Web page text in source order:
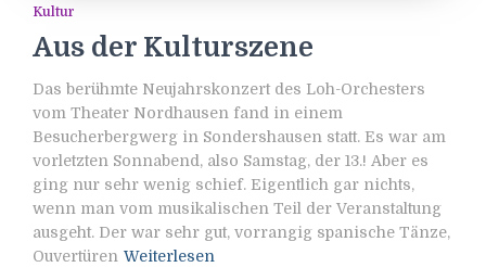
Kultur
Aus der Kulturszene
Das berühmte Neujahrskonzert des Loh-Orchesters
vom Theater Nordhausen fand in einem
Besucherbergwerg in Sondershausen statt. Es war am
vorletzten Sonnabend, also Samstag, der 13.! Aber es
ging nur sehr wenig schief. Eigentlich gar nichts,
wenn man vom musikalischen Teil der Veranstaltung
ausgeht. Der war sehr gut, vorrangig spanische Tänze,
Ouvertüren Weiterlesen